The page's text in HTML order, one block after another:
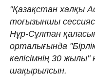
"Қазақстан халқы
тоғызыншы
Нұр-Сұлтан
орталығында
келісімнің 30
шақырылсын.